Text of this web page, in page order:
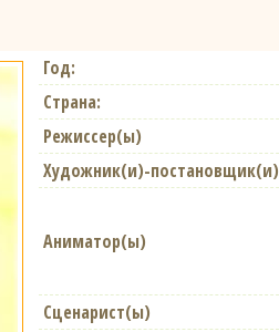
Год:
Страна:
Режиссер(ы)
Художник(и)-постановщик(и)
Аниматор(ы)
Сценарист(ы)